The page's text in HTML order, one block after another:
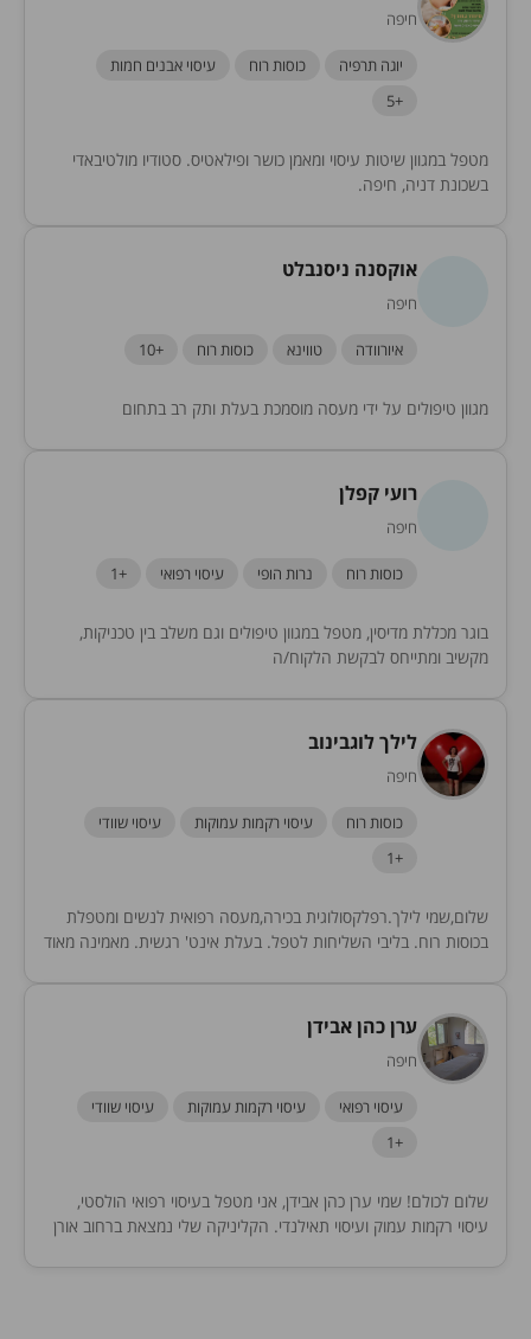
חיפה
יוגה תרפיה כוסות רוח
עיסוי אבנים חמות
+5
מטפל במגוון שיטות עיסוי ומאמן כושר ופילאטיס. סטודיו מולטיבאדי
בשכונת דניה, חיפה.
אוקסנה ניסנבלט
חיפה
איורוודה טווינא כוסות רוח +10
מגוון טיפולים על ידי מעסה מוסמכת בעלת ותק רב בתחום
רועי קפלן
חיפה
כוסות רוח נרות הופי עיסוי רפואי +1
בוגר מכללת מדיסין, מטפל במגוון טיפולים וגם משלב בין טכניקות,
מקשיב ומתייחס לבקשת הלקוח/ה
לילך לוגבינוב
חיפה
כוסות רוח עיסוי רקמות עמוקות
עיסוי שוודי
+1
שלום,שמי לילך.רפלקסולוגית בכירה,מעסה רפואית לנשים ומטפלת
בכוסות רוח. בליבי השליחות לטפל. בעלת אינט' רגשית. מאמינה מאוד
ערן כהן אבידן
חיפה
עיסוי רפואי עיסוי רקמות עמוקות
עיסוי שוודי
+1
שלום לכולם! שמי ערן כהן אבידן, אני מטפל בעיסוי רפואי הולסטי,
עיסוי רקמות עמוק ועיסוי תאילנדי. הקליניקה שלי נמצאת ברחוב אורן